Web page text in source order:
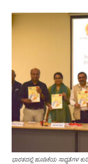
ಭಾರತದಲ್ಲಿ ಹೂಡಿಕೆಯ ಸಾಧ್ಯತೆಗಳ